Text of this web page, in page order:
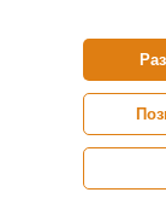
онлайн
от 30 години
е лицензирана
Агенция